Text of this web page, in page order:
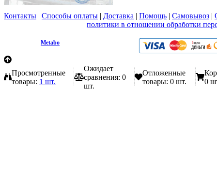
Контакты | Способы оплаты | Доставка | Помощь | Самовывоз |
политики в отношении обработки
Metabo
Просмотренные
товары: 1 шт.
Ожидает
сравнения: 0
шт.
Отложенные
товары: 0 шт.
0